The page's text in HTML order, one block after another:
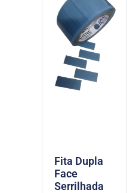
Fita Dupla
Face
Serrilhada